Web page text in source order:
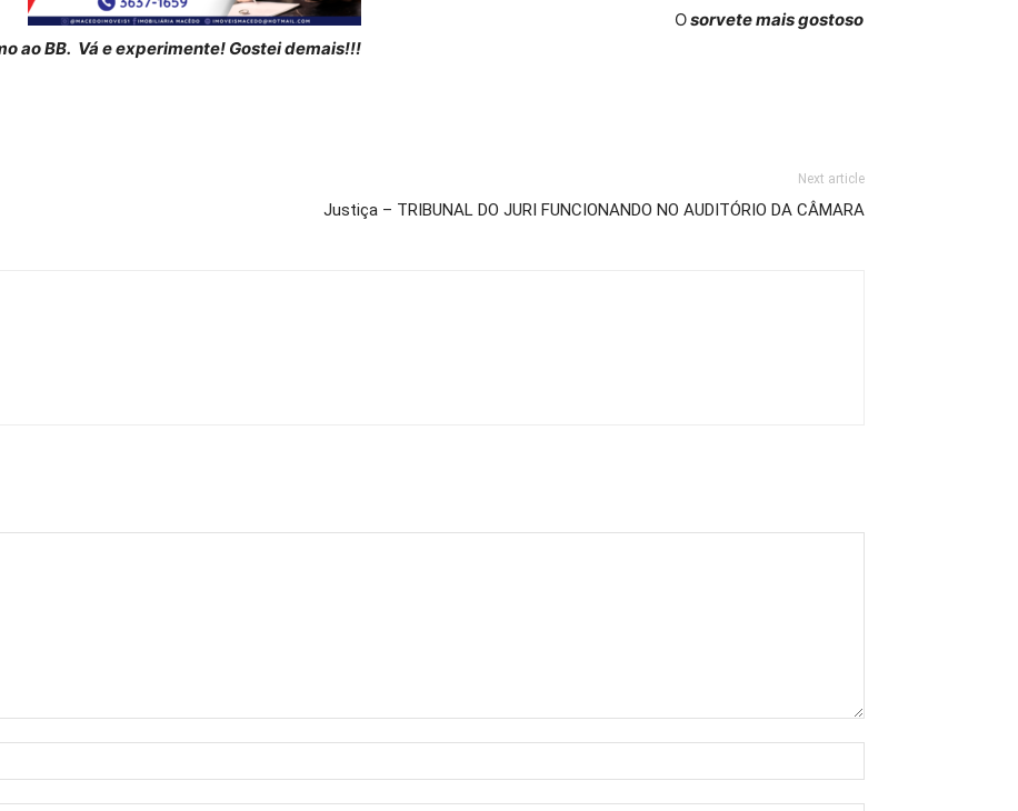
Osorvete mais gostoso
ao BB. Vá e experimente! Gostei demais!!!
Next article
Justiça – TRIBUNAL DO JURI FUNCIONANDO NO AUDITÓRIO DA CÂMARA